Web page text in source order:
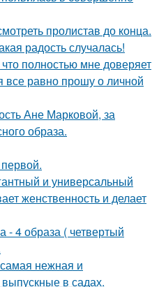
пролистав до конца.
радость случалась!
полностью мне доверяет
все равно прошу о личной
Ане Марковой, за
образа.
и универсальный
женственность и делает
- 4 образа ( четвертый
нежная и
выпускные в садах.